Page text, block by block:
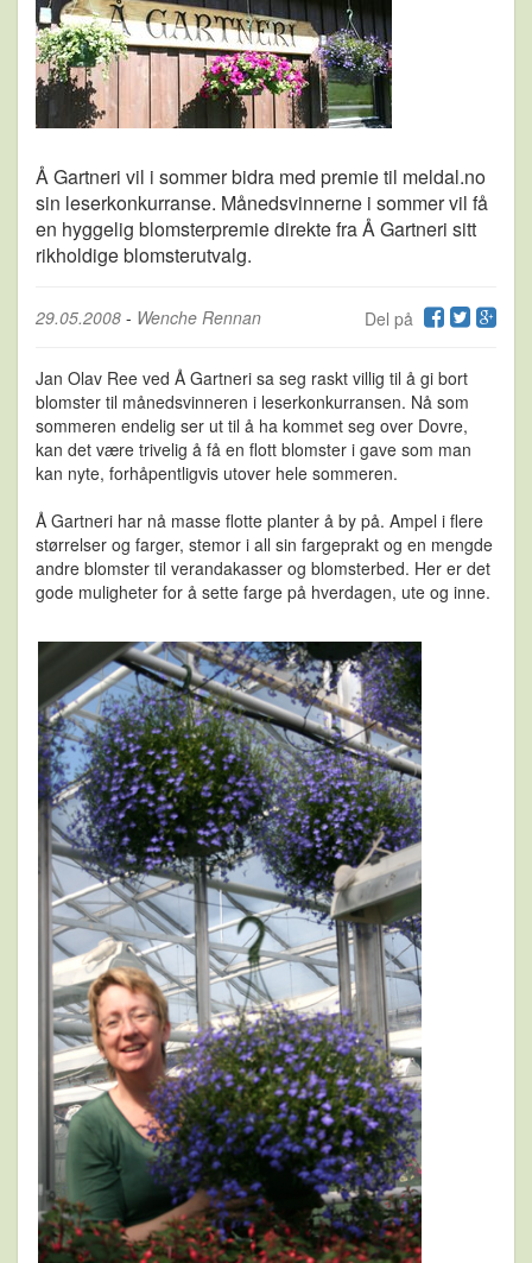
Å Gartneri vil i sommer bidra med premie til meldal.no
sin leserkonkurranse. Månedsvinnerne i sommer vil få
en hyggelig blomsterpremie direkte fra Å Gartneri sitt
rikholdige blomsterutvalg.
Del på
29.05.2008 - Wenche Rennan
Jan Olav Ree ved Å Gartneri sa seg raskt villig til å gi bort
blomster til månedsvinneren i leserkonkurransen. Nå som
sommeren endelig ser ut til å ha kommet seg over Dovre,
kan det være trivelig å få en flott blomster i gave som man
kan nyte, forhåpentligvis utover hele sommeren.
Å Gartneri har nå masse flotte planter å by på. Ampel i flere
størrelser og farger, stemor i all sin fargeprakt og en mengde
andre blomster til verandakasser og blomsterbed. Her er det
gode muligheter for å sette farge på hverdagen, ute og inne.